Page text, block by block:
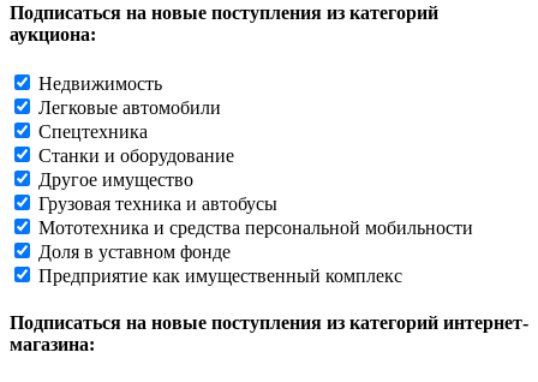
Подписаться на новые поступления из категорий
аукциона:
Недвижимость
Легковые автомобили
Спецтехника
Станки и оборудование
Другое имущество
Грузовая техника и автобусы
Мототехника и средства персональной мобильности
Доля в уставном фонде
Предприятие как имущественный комплекс
Подписаться на новые поступления из категорий интернет-
магазина: